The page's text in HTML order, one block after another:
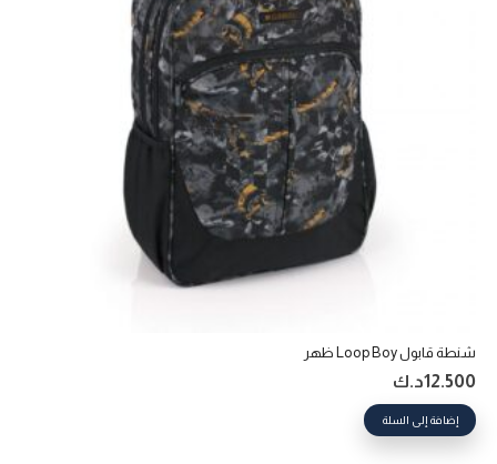
شنطة قابول Loop Boy ظهر
12.500د.ك
إضافة إلى السلة